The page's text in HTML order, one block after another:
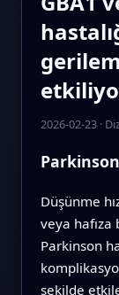
2026-02-23·
Düşünme
veya hafıza
Parkinson
şekilde